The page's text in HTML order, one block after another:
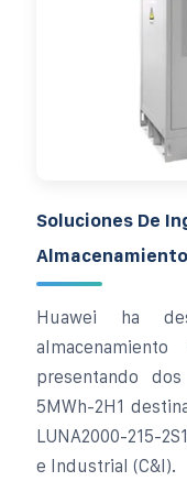
Soluciones De
Huawei ha
presentando
5MWh-2H1
LUNA2000-215-
e Industrial (C&I).